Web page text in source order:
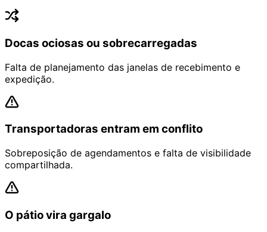
Docas ociosas ou sobrecarregadas
Falta de planejamento das janelas de recebimento e
expedição.
Transportadoras entram em conflito
Sobreposição de agendamentos e falta de visibilidade
compartilhada.
O pátio vira gargalo